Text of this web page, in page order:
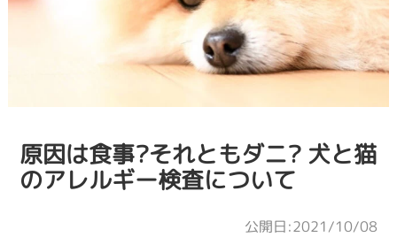
原因は食事?それともダニ? 犬と猫
のアレルギー検査について
公開日:2021/10/08